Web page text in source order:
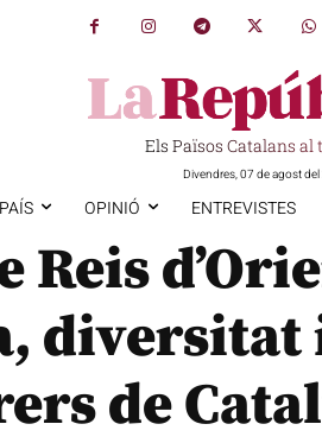
Els Països Catalans al
Divendres, 07 de agost
OPINIÓ ENTREVISTES
Reis
diversitat
de